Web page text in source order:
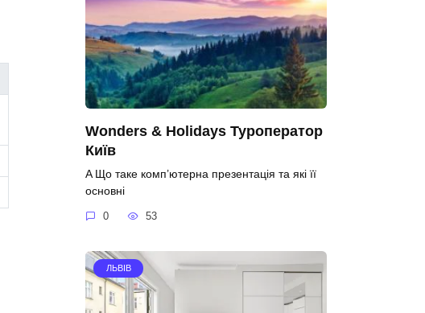
Wonders & Holidays Туроператор
Київ
A Що таке комп’ютерна презентація та які її
основні
0 53
ЛЬВІВ